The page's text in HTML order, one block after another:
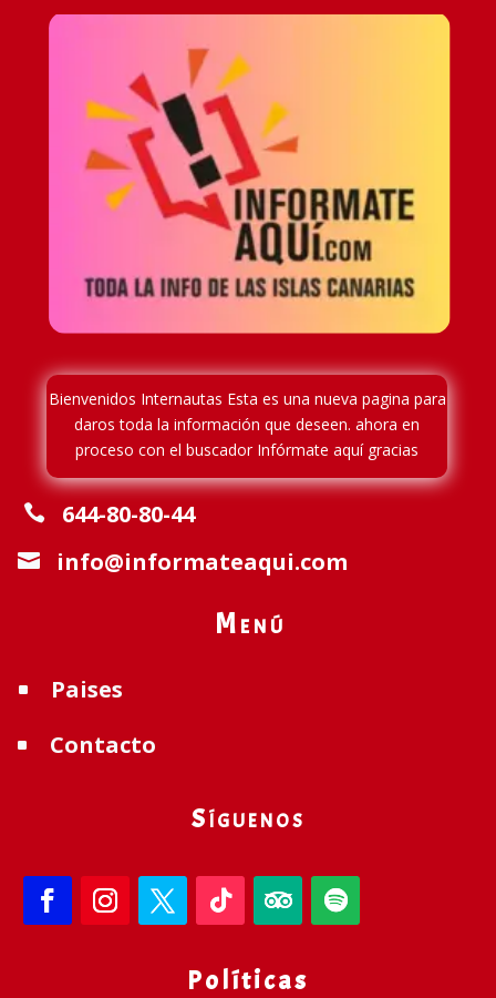
Bienvenidos Internautas Esta es una nueva pagina para
daros toda la información que deseen. ahora en
proceso con el buscador Infórmate aquí gracias
 644-80-80-44
 info@informateaqui.com
Menú
^ Paises
^ Contacto
Síguenos
Políticas